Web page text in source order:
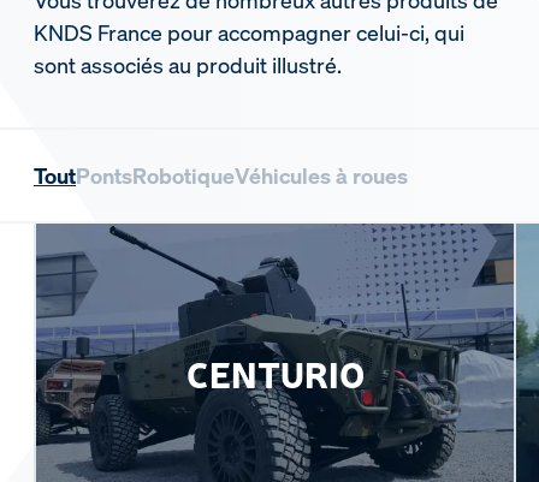
KNDS France pour accompagner celui-ci, qui
sont associés au produit illustré.
ToutPontsRobotiqueVéhicules à roues
CENTURIO